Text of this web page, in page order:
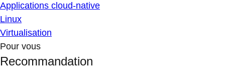
Applications cloud-native
Linux
Virtualisation
Pour vous
Recommandation